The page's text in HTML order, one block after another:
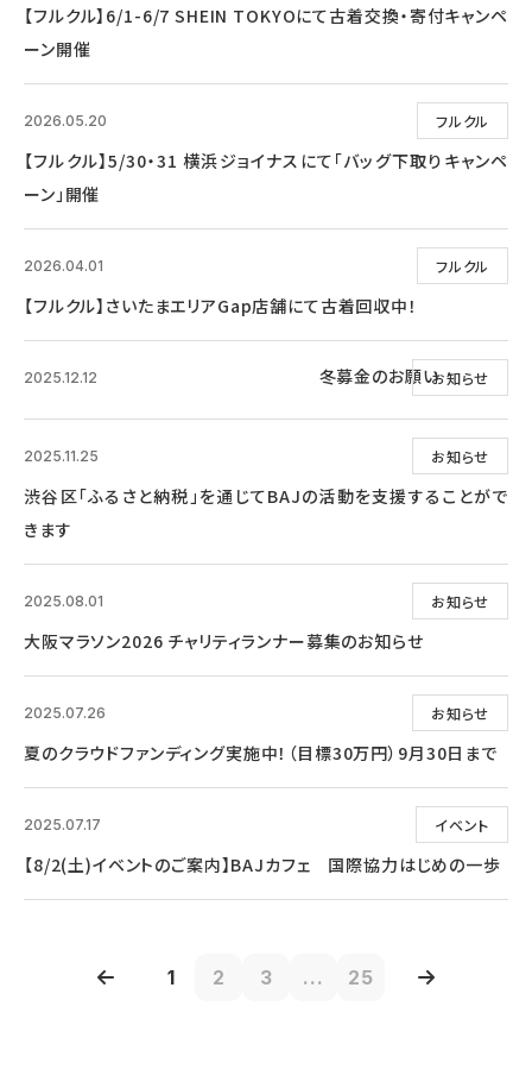
【フルクル】6/1-6/7 SHEIN TOKYOにて古着交換・寄付キャンペ
ーン開催
フルクル
2026.05.20
【フルクル】5/30・31 横浜ジョイナスにて「バッグ下取りキャンペ
ーン」開催
フルクル
2026.04.01
【フルクル】さいたまエリアGap店舗にて古着回収中！
お知らせ
2025.12.12 冬募金のお願い
お知らせ
2025.11.25
渋谷区「ふるさと納税」を通じてBAJの活動を支援することがで
きます
お知らせ
2025.08.01
大阪マラソン2026 チャリティランナー募集のお知らせ
お知らせ
2025.07.26
夏のクラウドファンディング実施中！（目標30万円）9月30日まで
イベント
2025.07.17
【8/2(土)イベントのご案内】BAJカフェ 国際協力はじめの一歩
1 2 3 ... 25